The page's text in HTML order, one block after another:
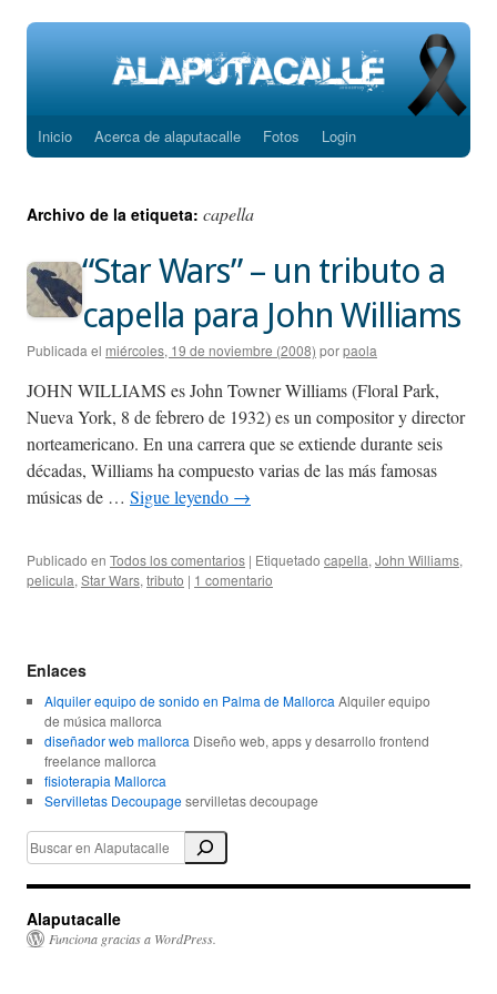
Saltar
contenido
Inicio Acerca de alaputacalle Fotos Login
Archivo de la etiqueta: capella
“Star Wars” – un tributo a
capella para John Williams
Publicada el miércoles, 19 de noviembre (2008) porpaola
JOHN WILLIAMS es John Towner Williams (Floral Park,
Nueva York, 8 de febrero de 1932) es un compositor y director
norteamericano. En una carrera que se extiende durante seis
décadas, Williams ha compuesto varias de las más famosas
músicas de … Sigue leyendo →
Publicado en Todos los comentarios | Etiquetado capella, John Williams,
pelicula, Star Wars, tributo | 1 comentario
Enlaces
Alquiler equipo de sonido en Palma de Mallorca Alquiler equipo
de música mallorca
diseñador web mallorca Diseño web, apps y desarrollo frontend
freelance mallorca
fisioterapia Mallorca
Servilletas Decoupageservilletas decoupage
Alaputacalle
Funciona gracias a WordPress.